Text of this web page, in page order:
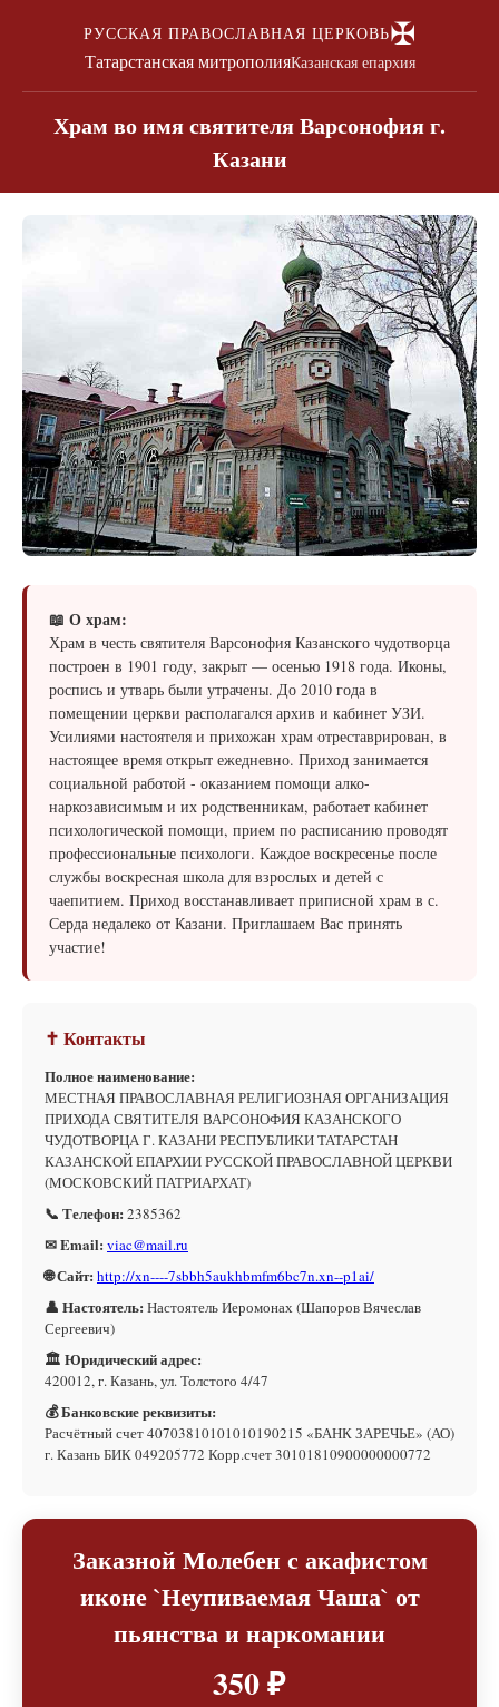
РУССКАЯ ПРАВОСЛАВНАЯ ЦЕРКОВЬ✠
Татарстанская митрополияКазанская епархия
Храм во имя святителя Варсонофия г.
Казани
📖 О храм:
Храм в честь святителя Варсонофия Казанского чудотворца
построен в 1901 году, закрыт — осенью 1918 года. Иконы,
роспись и утварь были утрачены. До 2010 года в
помещении церкви располагался архив и кабинет УЗИ.
Усилиями настоятеля и прихожан храм отреставрирован, в
настоящее время открыт ежедневно. Приход занимается
социальной работой - оказанием помощи алко-
наркозависимым и их родственникам, работает кабинет
психологической помощи, прием по расписанию проводят
профессиональные психологи. Каждое воскресенье после
службы воскресная школа для взрослых и детей с
чаепитием. Приход восстанавливает приписной храм в с.
Серда недалеко от Казани. Приглашаем Вас принять
участие!
✝ Контакты
Полное наименование:
МЕСТНАЯ ПРАВОСЛАВНАЯ РЕЛИГИОЗНАЯ ОРГАНИЗАЦИЯ
ПРИХОДА СВЯТИТЕЛЯ ВАРСОНОФИЯ КАЗАНСКОГО
ЧУДОТВОРЦА Г. КАЗАНИ РЕСПУБЛИКИ ТАТАРСТАН
КАЗАНСКОЙ ЕПАРХИИ РУССКОЙ ПРАВОСЛАВНОЙ ЦЕРКВИ
(МОСКОВСКИЙ ПАТРИАРХАТ)
📞 Телефон: 2385362
✉ Email: viac@mail.ru
🌐 Сайт: http://xn----7sbbh5aukhbmfm6bc7n.xn--p1ai/
👤 Настоятель: Настоятель Иеромонах (Шапоров Вячеслав
Сергеевич)
🏛 Юридический адрес:
420012, г. Казань, ул. Толстого 4/47
💰 Банковские реквизиты:
Расчётный счет 40703810101010190215 «БАНК ЗАРЕЧЬЕ» (АО)
г. Казань БИК 049205772 Корр.счет 30101810900000000772
Заказной Молебен с акафистом
иконе `Неупиваемая Чаша` от
пьянства и наркомании
350 ₽